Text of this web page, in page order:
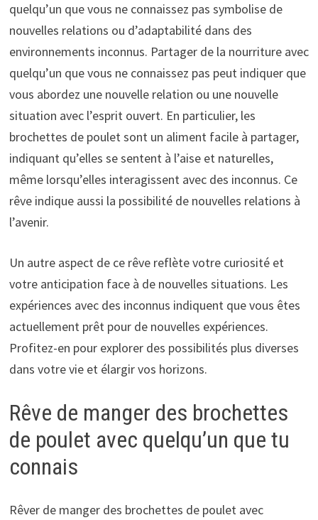
quelqu’un que vous ne connaissez pas symbolise de
nouvelles relations ou d’adaptabilité dans des
environnements inconnus. Partager de la nourriture avec
quelqu’un que vous ne connaissez pas peut indiquer que
vous abordez une nouvelle relation ou une nouvelle
situation avec l’esprit ouvert. En particulier, les
brochettes de poulet sont un aliment facile à partager,
indiquant qu’elles se sentent à l’aise et naturelles,
même lorsqu’elles interagissent avec des inconnus. Ce
rêve indique aussi la possibilité de nouvelles relations à
l’avenir.
Un autre aspect de ce rêve reflète votre curiosité et
votre anticipation face à de nouvelles situations. Les
expériences avec des inconnus indiquent que vous êtes
actuellement prêt pour de nouvelles expériences.
Profitez-en pour explorer des possibilités plus diverses
dans votre vie et élargir vos horizons.
Rêve de manger des brochettes
de poulet avec quelqu’un que tu
connais
Rêver de manger des brochettes de poulet avec